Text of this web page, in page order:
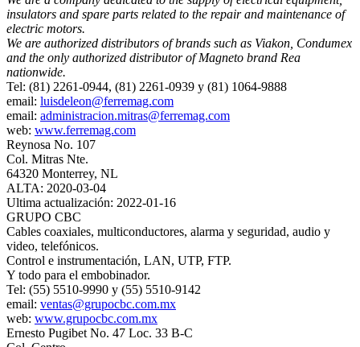
insulators and spare parts related to the repair and maintenance of
electric motors.
We are authorized distributors of brands such as Viakon, Condumex
and the only authorized distributor of Magneto brand Rea
nationwide.
Tel: (81) 2261-0944, (81) 2261-0939 y (81) 1064-9888
email: luisdeleon@ferremag.com
email: administracion.mitras@ferremag.com
web: www.ferremag.com
Reynosa No. 107
Col. Mitras Nte.
64320 Monterrey, NL
ALTA: 2020-03-04
Ultima actualización: 2022-01-16
GRUPO CBC
Cables coaxiales, multiconductores, alarma y seguridad, audio y
video, telefónicos.
Control e instrumentación, LAN, UTP, FTP.
Y todo para el embobinador.
Tel: (55) 5510-9990 y (55) 5510-9142
email: ventas@grupocbc.com.mx
web: www.grupocbc.com.mx
Ernesto Pugibet No. 47 Loc. 33 B-C